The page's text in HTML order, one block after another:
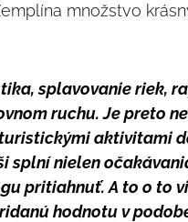
množstvo
splavovanie riek,
ruchu. Je preto
aktivitami
splní nielen
pritiahnuť. A to o to
hodnotu v